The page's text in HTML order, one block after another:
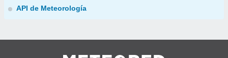
API de Meteorología